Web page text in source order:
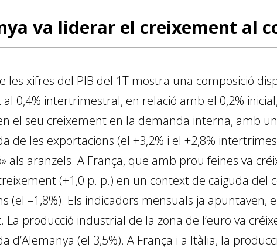
va liderar el creixement al
les xifres del PIB del 1T mostra una composició
0,4% intertrimestral, en relació amb el 0,2%
el seu creixement en la demanda interna, amb
de les exportacions (el +3,2% i el +2,8%
als aranzels. A França, que amb prou feines va
(+1,0 p. p.) en un context de caiguda del
(el –1,8%). Els indicadors mensuals ja
La producció industrial de la zona de l’euro va
d’Alemanya (el 3,5%). A França i a Itàlia, la